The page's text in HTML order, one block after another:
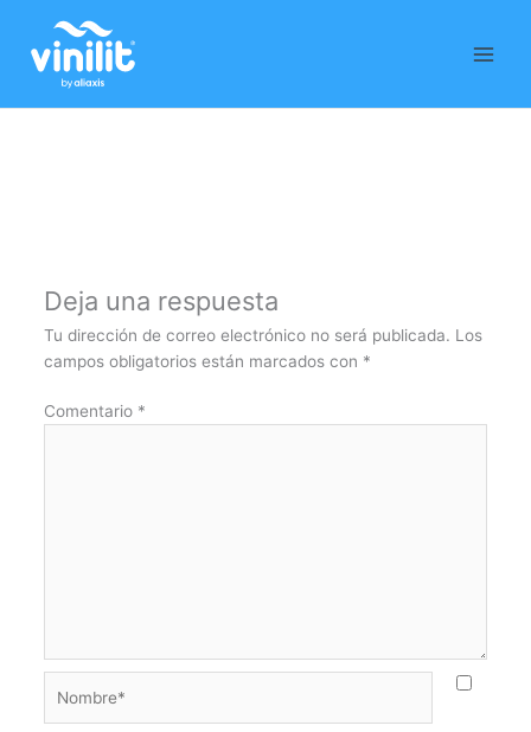
contenido
Deja una respuesta
Tu dirección de correo electrónico no será publicada. Los
campos obligatorios están marcados con *
Comentario *